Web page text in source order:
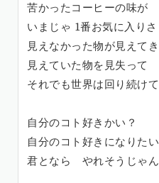
苦かったコーヒーの味が
いまじゃ 1番お気に入りさ
見えなかった物が見えて
見えていた物を見失って
それでも世界は回り続けて
自分のコト好きかい？
自分のコト好きになりたい
君となら やれそうじゃん